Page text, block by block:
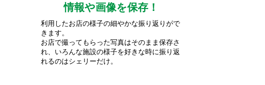
情報や画像を保存！
利用したお店の様子の細やかな振り返りがで
きます。
お店で撮ってもらった写真はそのまま保存さ
れ、いろんな施設の様子を好きな時に振り返
れるのはシェリーだけ。